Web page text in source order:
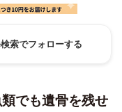
索でフォローする
でも遺骨を残せ